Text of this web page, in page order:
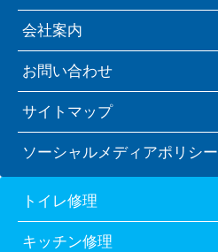
会社案内
お問い合わせ
サイトマップ
ソーシャルメディアポリシー
トイレ修理
キッチン修理